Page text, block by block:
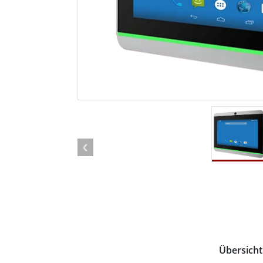
Android Fahrzeugmontierte Computer
Tablet für Fahrzeugmontierte
Computer
Funk-
Robuster Roboter- Öl
Übersicht